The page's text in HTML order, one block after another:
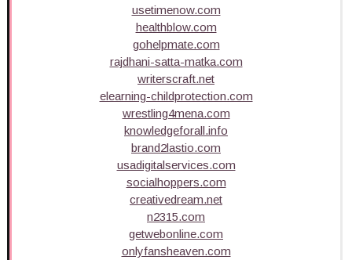
usetimenow.com
healthblow.com
gohelpmate.com
rajdhani-satta-matka.com
writerscraft.net
elearning-childprotection.com
wrestling4mena.com
knowledgeforall.info
brand2lastio.com
usadigitalservices.com
socialhoppers.com
creativedream.net
n2315.com
getwebonline.com
onlyfansheaven.com